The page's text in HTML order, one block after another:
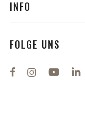
r
s
e
e
n
INFO
FOLGE UNS